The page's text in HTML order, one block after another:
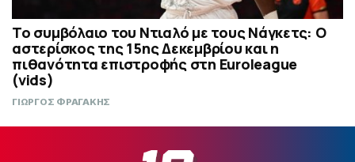
Το συμβόλαιο του Ντιαλό με τους Νάγκετς: Ο
αστερίσκος της 15ης Δεκεμβρίου και η
πιθανότητα επιστροφής στη Euroleague
(vids)
ΓΙΩΡΓΟΣ ΦΡΑΓΑΚΗΣ